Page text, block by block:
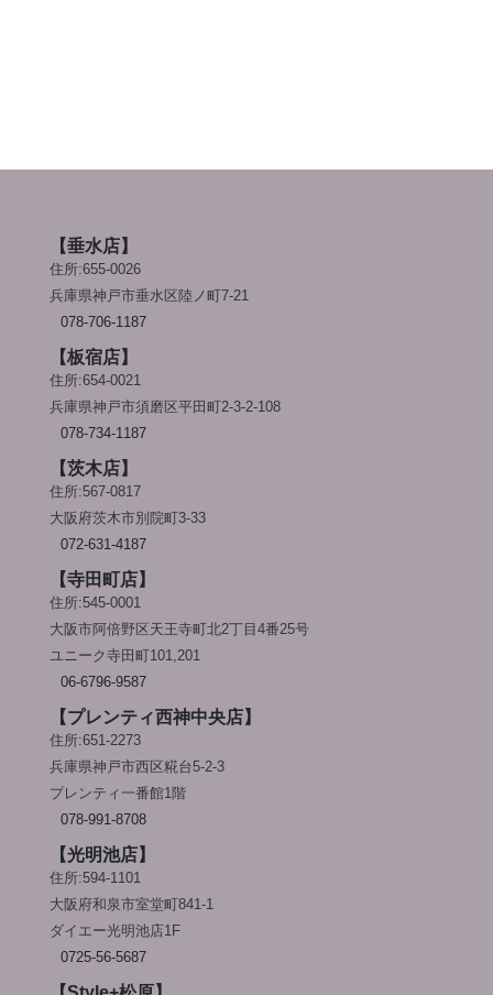
【垂水店】
住所:655-0026
兵庫県神戸市垂水区陸ノ町7-21
078-706-1187
【板宿店】
住所:654-0021
兵庫県神戸市須磨区平田町2-3-2-108
078-734-1187
【茨木店】
住所:567-0817
大阪府茨木市別院町3-33
072-631-4187
【寺田町店】
住所:545-0001
大阪市阿倍野区天王寺町北2丁目4番25号
ユニーク寺田町101,201
06-6796-9587
【プレンティ西神中央店】
住所:651-2273
兵庫県神戸市西区糀台5-2-3
プレンティ一番館1階
078-991-8708
【光明池店】
住所:594-1101
大阪府和泉市室堂町841-1
ダイエー光明池店1F
0725-56-5687